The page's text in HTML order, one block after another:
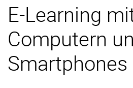
E-Learning
Computern
Smartphones